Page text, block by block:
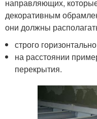
направляющих,
декоративным
они должны
строго
на расстоянии
перекрытия.